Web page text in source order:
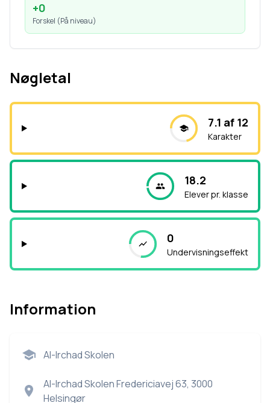
+0
Forskel (På niveau)
Nøgletal
7.1 af 12
Karakter
18.2
Elever pr. klasse
0
Undervisningseffekt
Information
Al-Irchad Skolen
Al-Irchad Skolen Fredericiavej 63, 3000
Helsingør